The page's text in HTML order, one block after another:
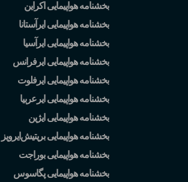
بخشنامه هواپیمایی اکراین
بخشنامه هواپیمایی ایرآستانا
بخشنامه هواپیمایی ایرآسیا
بخشنامه هواپیمایی ایرفرانس
بخشنامه هواپیمایی ایرفلوت
بخشنامه هواپیمایی ایرعربیا
بخشنامه هواپیمایی ایژین
بخشنامه هواپیمایی بریتیشایرویز
بخشنامه هواپیمایی بوراجت
بخشنامه هواپیمایی پگاسوس